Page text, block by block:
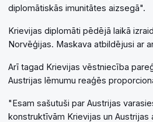
diplomātiskās imunitātes aizsegā".
Krievijas diplomāti pēdējā laikā
Norvēģijas. Maskava atbildējusi ar
Arī tagad Krievijas vēstniecība
Austrijas lēmumu reaģēs
"Esam sašutuši par Austrijas
konstruktīvām Krievijas un